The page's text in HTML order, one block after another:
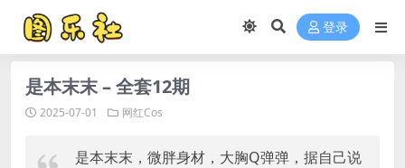
登录
是本末末 – 全套12期
2025-07-01 网红Cos
是本末末，微胖身材，大胸Q弹弹，据自己说